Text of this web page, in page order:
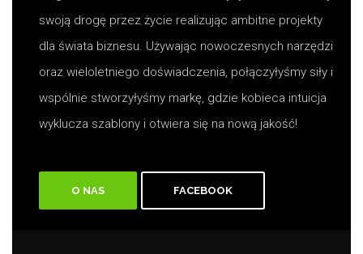
swoją drogę przez życie realizując ambitne projekty
dla świata biznesu. Używając nowoczesnych narzędzi
oraz wieloletniego doświadczenia, połączyłyśmy siły i
wspólnie stworzyłyśmy markę, gdzie kobieca intuicja
wyklucza szablony i otwiera się na nową jakość!
O NAS FACEBOOK